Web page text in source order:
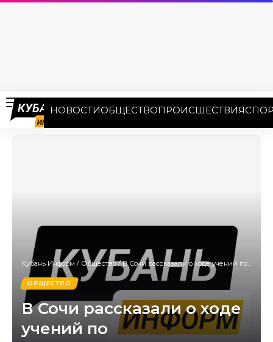
НОВОСТИОБЩЕСТВОПРОИСШЕСТВИЯ
Кубань Информ / Общество/В Сочи рассказали о ходе учений по эпидбезопасности
ОБЩЕСТВО
В Сочи рассказали о ходе
учений по